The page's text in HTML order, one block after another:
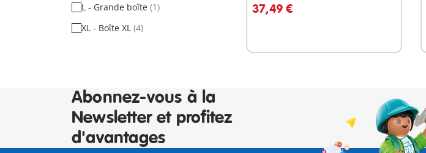
L - Grande boîte (1)
XL - Boîte XL (4)
37,49 €
Abonnez-vous à la
Newsletter et profitez
d'avantages